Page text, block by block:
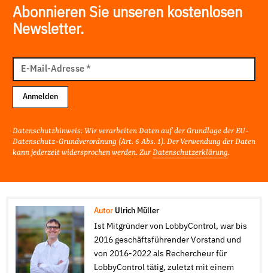
Abonnieren Sie unseren kostenlosen
Newsletter.
Mail
Adresse
E-Mail-Adresse*
Anmelden
Datenschutzhinweis: Wir verarbeiten Daten auf der Grundlage der EU-
Datenschutz-Grundverordnung (Art. 6 Abs. 1). Der Verwendung der Daten
kann jederzeit widersprochen werden. Zur Datenschutzerklärung.
Autor Ulrich Müller
Ist Mitgründer von LobbyControl, war bis
2016 geschäftsführender Vorstand und
von 2016-2022 als Rechercheur für
LobbyControl tätig, zuletzt mit einem